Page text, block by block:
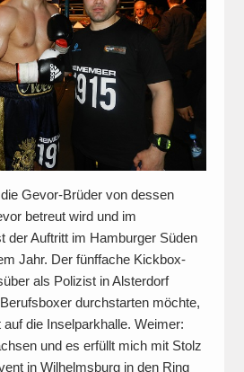
Gevor-Brüder von dessen
betreut wird und im
der Auftritt im Hamburger Süden
Jahr. Der fünffache Kickbox-
als Polizist in Alsterdorf
durchstarten möchte,
die Inselparkhalle. Weimer:
und es erfüllt mich mit Stolz
in Wilhelmsburg in den Ring